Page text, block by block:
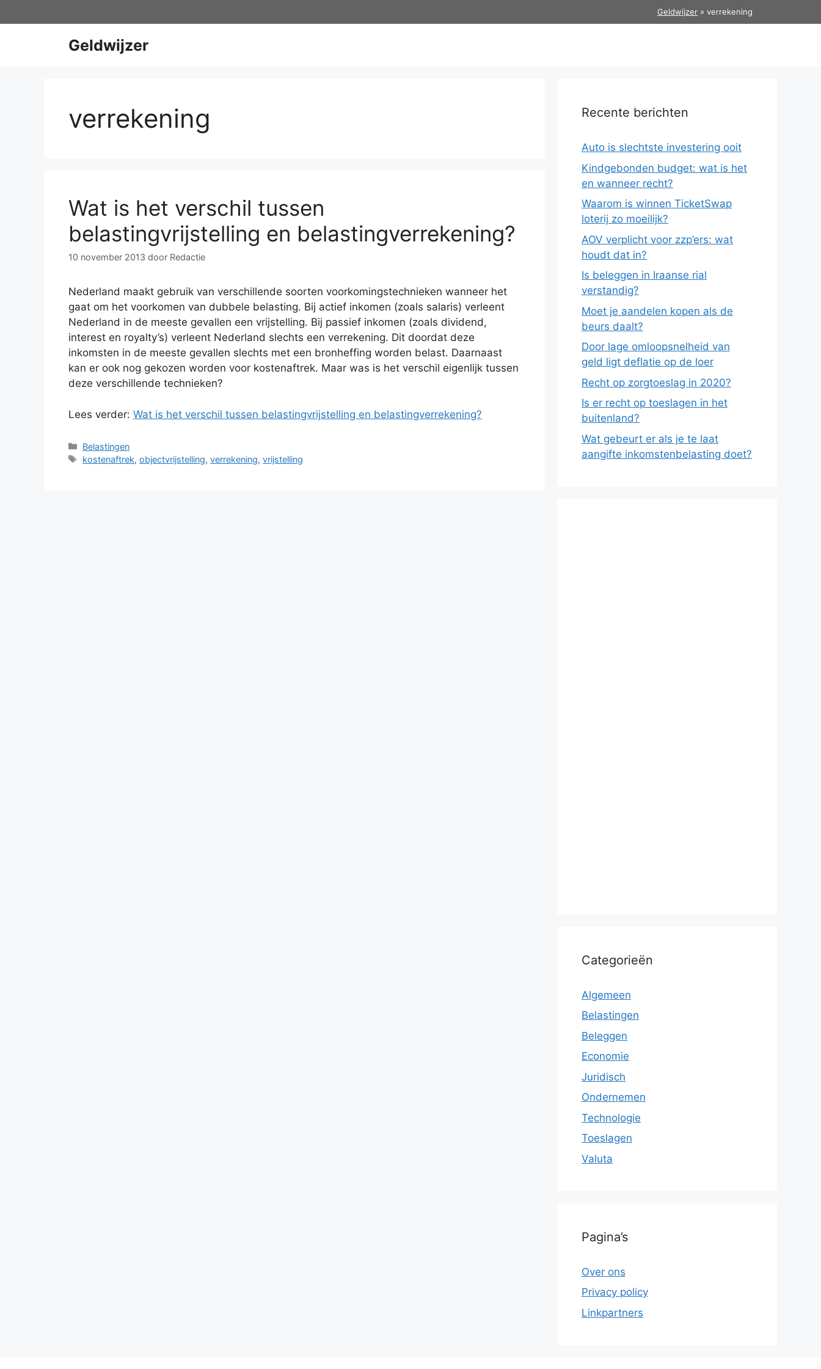
naar
Geldwijzer » verrekening
Geldwijzer
verrekening
Wat is het verschil tussen
belastingvrijstelling en belastingverrekening?
10 november 2013 door Redactie
Nederland maakt gebruik van verschillende soorten voorkomingstechnieken wanneer het
gaat om het voorkomen van dubbele belasting. Bij actief inkomen (zoals salaris) verleent
Nederland in de meeste gevallen een vrijstelling. Bij passief inkomen (zoals dividend,
interest en royalty’s) verleent Nederland slechts een verrekening. Dit doordat deze
inkomsten in de meeste gevallen slechts met een bronheffing worden belast. Daarnaast
kan er ook nog gekozen worden voor kostenaftrek. Maar was is het verschil eigenlijk tussen
deze verschillende technieken?
Lees verder: Wat is het verschil tussen belastingvrijstelling en belastingverrekening?
Categorieën
Belastingen
Tags
kostenaftrek,objectvrijstelling,verrekening,vrijstelling
Recente berichten
Auto is slechtste investering ooit
Kindgebonden budget: wat is het
en wanneer recht?
Waarom is winnen TicketSwap
loterij zo moeilijk?
AOV verplicht voor zzp’ers: wat
houdt dat in?
Is beleggen in Iraanse rial
verstandig?
Moet je aandelen kopen als de
beurs daalt?
Door lage omloopsnelheid van
geld ligt deflatie op de loer
Recht op zorgtoeslag in 2020?
Is er recht op toeslagen in het
buitenland?
Wat gebeurt er als je te laat
aangifte inkomstenbelasting doet?
Categorieën
Algemeen
Belastingen
Beleggen
Economie
Juridisch
Ondernemen
Technologie
Toeslagen
Valuta
Pagina’s
Over ons
Privacy policy
Linkpartners